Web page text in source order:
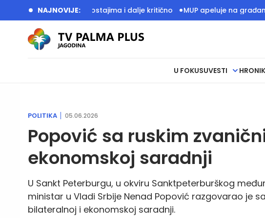
NAJNOVIJE:
stanje sa vodostajima i dalje kritično MUP apeluje na građane da
U FOKUSUVESTI
POLITIKA 05.06.2026
Popović sa ruskim
ekonomskoj saradnji
U Sankt Peterburgu, u okviru Sanktpeterburškog
ministar u Vladi Srbije Nenad Popović razgovarao je
bilateralnoj i ekonomskoj saradnji.